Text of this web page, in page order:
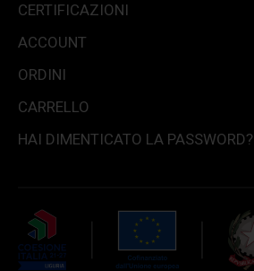
CERTIFICAZIONI
ACCOUNT
ORDINI
CARRELLO
HAI DIMENTICATO LA PASSWORD?